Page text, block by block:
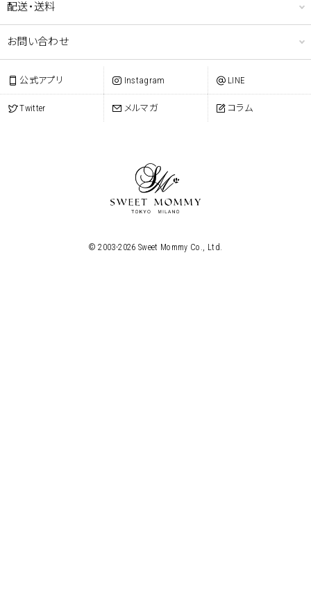
配送・送料
お問い合わせ
公式アプリ Instagram LINE
Twitter メルマガ コラム
© 2003-2026 Sweet Mommy Co., Ltd.